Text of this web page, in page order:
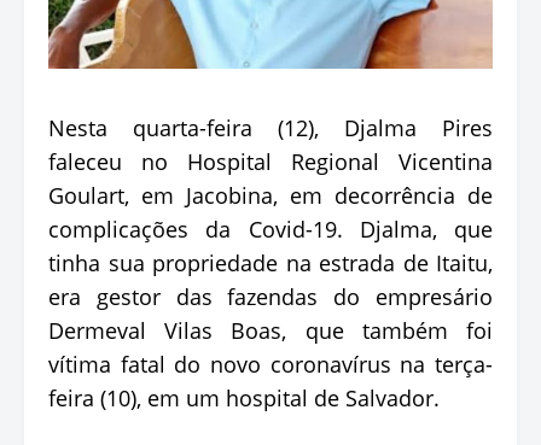
Nesta quarta-feira (12), Djalma Pires
faleceu no Hospital Regional Vicentina
Goulart, em Jacobina, em decorrência de
complicações da Covid-19. Djalma, que
tinha sua propriedade na estrada de Itaitu,
era gestor das fazendas do empresário
Dermeval Vilas Boas, que também foi
vítima fatal do novo coronavírus na terça-
feira (10), em um hospital de Salvador.